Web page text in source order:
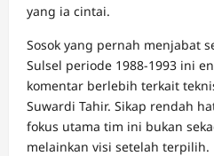
yang ia cintai.
Sosok yang pernah menjabat
Sulsel periode 1988-1993 ini
komentar berlebih terkait
Suwardi Tahir. Sikap rendah
fokus utama tim ini bukan
melainkan visi setelah terpilih.